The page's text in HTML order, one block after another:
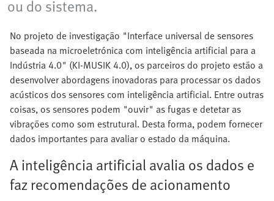
ou do sistema.
No projeto de investigação "Interface universal de sensores
baseada na microeletrónica com inteligência artificial para a
Indústria 4.0" (KI-MUSIK 4.0), os parceiros do projeto estão a
desenvolver abordagens inovadoras para processar os dados
acústicos dos sensores com inteligência artificial. Entre outras
coisas, os sensores podem "ouvir" as fugas e detetar as
vibrações como som estrutural. Desta forma, podem fornecer
dados importantes para avaliar o estado da máquina.
A inteligência artificial avalia os dados e
faz recomendações de acionamento